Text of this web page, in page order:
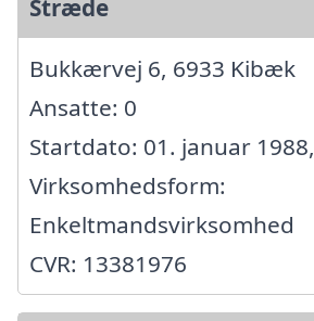
Stræde
Bukkærvej 6, 6933 Kibæk
Ansatte: 0
Startdato: 01. januar 1988,
Virksomhedsform:
Enkeltmandsvirksomhed
CVR: 13381976